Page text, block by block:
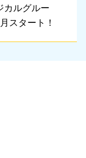
カルグルー
スタート！